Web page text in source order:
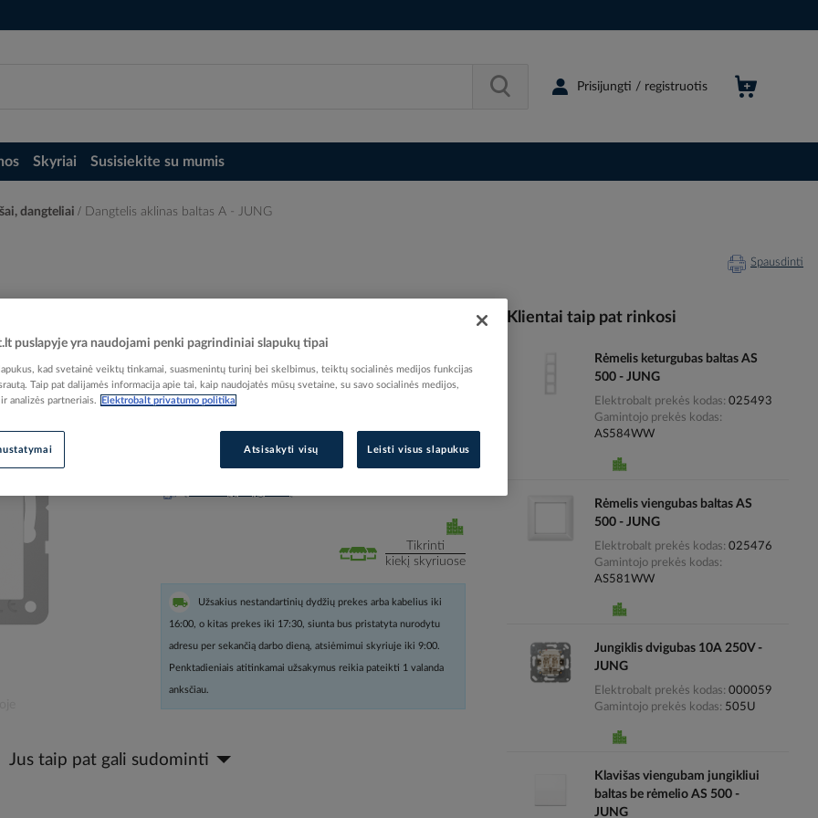
Prisijungti / registruotis
Skyriai Susisiekite su mumis
dangteliai Dangtelis aklinas baltas A - JUNG
Spausdinti
Elektrobalt prekės kodas
002309
EAN kodas
4011377041950
Gamintojo prekės kodas
Prisijunkite, norėdami pamatyti kainas
Tikrinti
kiekį skyriuose
Užsakius nestandartinių dydžių prekes arba kabelius iki
16:00, o kitas prekes iki 17:30, siunta bus pristatyta nurodytu
adresu per sekančią darbo dieną, atsiėmimui skyriuje iki 9:00.
Penktadieniais atitinkamai užsakymus reikia pateikti 1 valanda
anksčiau.
Jus taip pat gali sudominti
Klientai taip pat rinkosi
Rėmelis keturgubas baltas AS
500 - JUNG
Elektrobalt prekės kodas 025493
Gamintojo prekės kodas
AS584WW
Rėmelis viengubas baltas AS
500 - JUNG
Elektrobalt prekės kodas 025476
Gamintojo prekės kodas
AS581WW
Jungiklis dvigubas 10A 250V -
JUNG
Elektrobalt prekės kodas 000059
Gamintojo prekės kodas
505U
Klavišas viengubam jungikliui
baltas be rėmelio AS 500 -
JUNG
puslapyje yra naudojami penki pagrindiniai slapukų tipai
kad svetainė veiktų tinkamai, suasmenintų turinį bei skelbimus, teiktų socialinės medijos funkcijas
Taip pat dalijamės informacija apie tai, kaip naudojatės mūsų svetaine, su savo socialinės medijos,
analizės partneriais.
Elektrobalt privatumo politika
Atsisakyti visų Leisti visus slapukus